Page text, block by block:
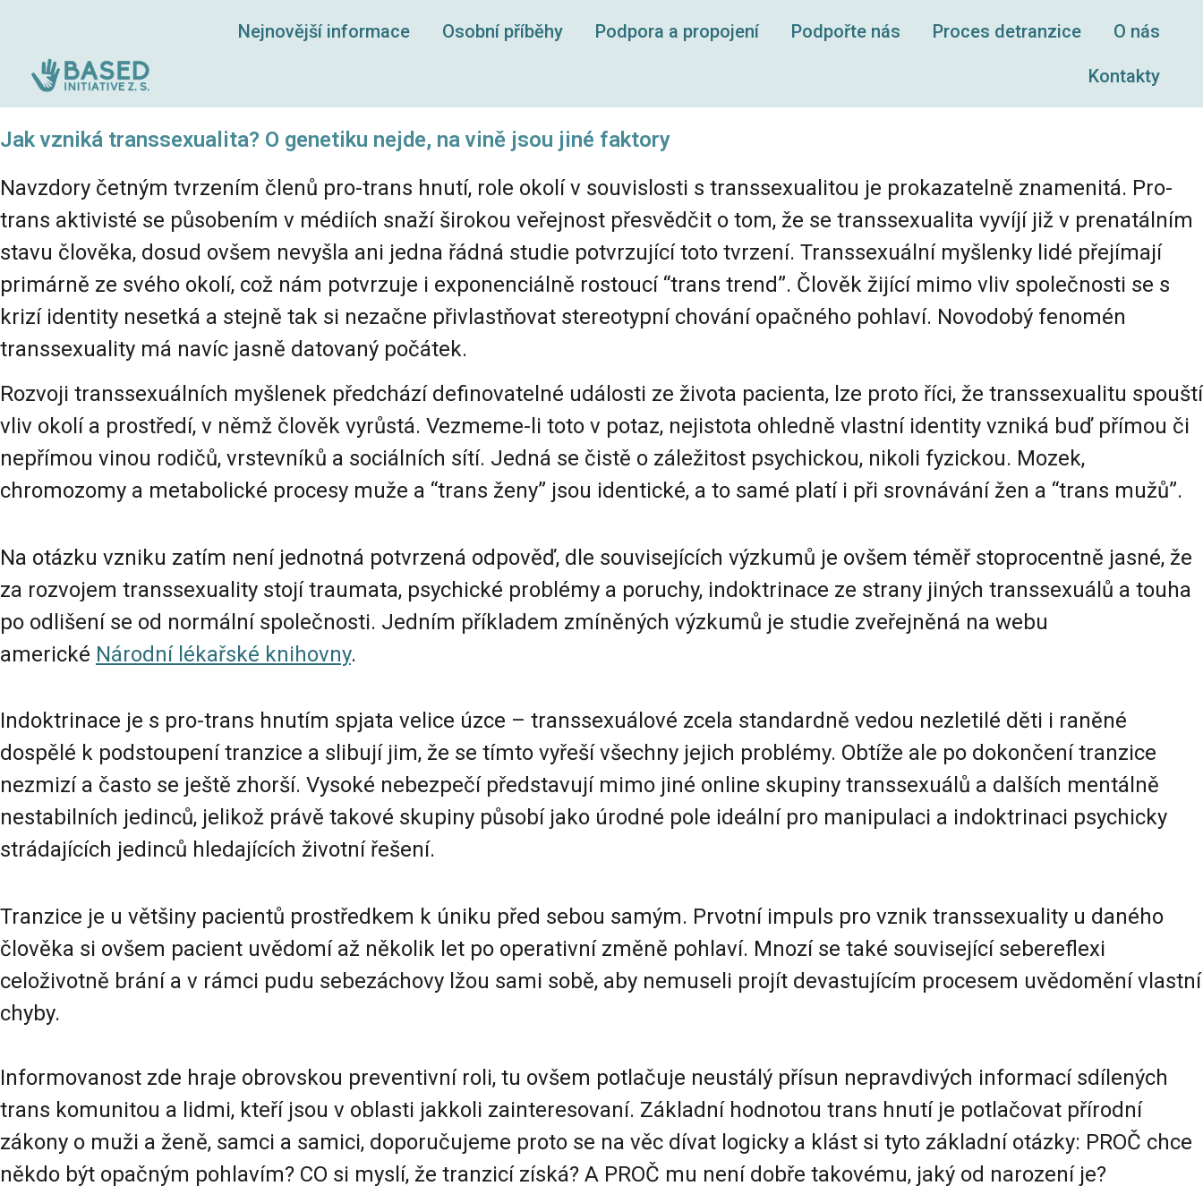
Nejnovější informace Osobní příběhy Podpora a propojení Podpořte nás Proces detranzice O nás
Kontakty
Jak vzniká transsexualita? O genetiku nejde, na vině jsou jiné faktory
Navzdory četným tvrzením členů pro-trans hnutí, role okolí v souvislosti s transsexualitou je prokazatelně znamenitá. Pro-
trans aktivisté se působením v médiích snaží širokou veřejnost přesvědčit o tom, že se transsexualita vyvíjí již v prenatálním
stavu člověka, dosud ovšem nevyšla ani jedna řádná studie potvrzující toto tvrzení. Transsexuální myšlenky lidé přejímají
primárně ze svého okolí, což nám potvrzuje i exponenciálně rostoucí “trans trend”. Člověk žijící mimo vliv společnosti se s
krizí identity nesetká a stejně tak si nezačne přivlastňovat stereotypní chování opačného pohlaví. Novodobý fenomén
transsexuality má navíc jasně datovaný počátek.
Rozvoji transsexuálních myšlenek předchází definovatelné události ze života pacienta, lze proto říci, že transsexualitu spouští
vliv okolí a prostředí, v němž člověk vyrůstá. Vezmeme-li toto v potaz, nejistota ohledně vlastní identity vzniká buď přímou či
nepřímou vinou rodičů, vrstevníků a sociálních sítí. Jedná se čistě o záležitost psychickou, nikoli fyzickou. Mozek,
chromozomy a metabolické procesy muže a “trans ženy” jsou identické, a to samé platí i při srovnávání žen a “trans mužů”.
Na otázku vzniku zatím není jednotná potvrzená odpověď, dle souvisejících výzkumů je ovšem téměř stoprocentně jasné, že
za rozvojem transsexuality stojí traumata, psychické problémy a poruchy, indoktrinace ze strany jiných transsexuálů a touha
po odlišení se od normální společnosti. Jedním příkladem zmíněných výzkumů je studie zveřejněná na webu
americké Národní lékařské knihovny.
Indoktrinace je s pro-trans hnutím spjata velice úzce – transsexuálové zcela standardně vedou nezletilé děti i raněné
dospělé k podstoupení tranzice a slibují jim, že se tímto vyřeší všechny jejich problémy. Obtíže ale po dokončení tranzice
nezmizí a často se ještě zhorší. Vysoké nebezpečí představují mimo jiné online skupiny transsexuálů a dalších mentálně
nestabilních jedinců, jelikož právě takové skupiny působí jako úrodné pole ideální pro manipulaci a indoktrinaci psychicky
strádajících jedinců hledajících životní řešení.
Tranzice je u většiny pacientů prostředkem k úniku před sebou samým. Prvotní impuls pro vznik transsexuality u daného
člověka si ovšem pacient uvědomí až několik let po operativní změně pohlaví. Mnozí se také související sebereflexi
celoživotně brání a v rámci pudu sebezáchovy lžou sami sobě, aby nemuseli projít devastujícím procesem uvědomění vlastní
chyby.
Informovanost zde hraje obrovskou preventivní roli, tu ovšem potlačuje neustálý přísun nepravdivých informací sdílených
trans komunitou a lidmi, kteří jsou v oblasti jakkoli zainteresovaní. Základní hodnotou trans hnutí je potlačovat přírodní
zákony o muži a ženě, samci a samici, doporučujeme proto se na věc dívat logicky a klást si tyto základní otázky: PROČ chce
někdo být opačným pohlavím? CO si myslí, že tranzicí získá? A PROČ mu není dobře takovému, jaký od narození je?